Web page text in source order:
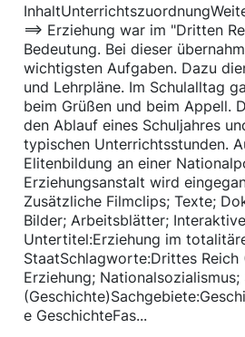
==> Erziehung war im "Dritten
Bedeutung. Bei dieser
wichtigsten Aufgaben. Dazu
und Lehrpläne. Im Schulalltag
beim Grüßen und beim Appell.
den Ablauf eines Schuljahres
typischen Unterrichtsstunden.
Elitenbildung an einer
Erziehungsanstalt wird
Zusätzliche Filmclips; Texte;
Bilder; Arbeitsblätter;
Untertitel:Erziehung im
StaatSchlagworte:Drittes Reich
Erziehung;
e GeschichteFas...